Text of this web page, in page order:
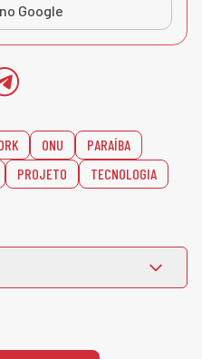
Google
ONU
PARAÍBA
PROJETO
TECNOLOGIA